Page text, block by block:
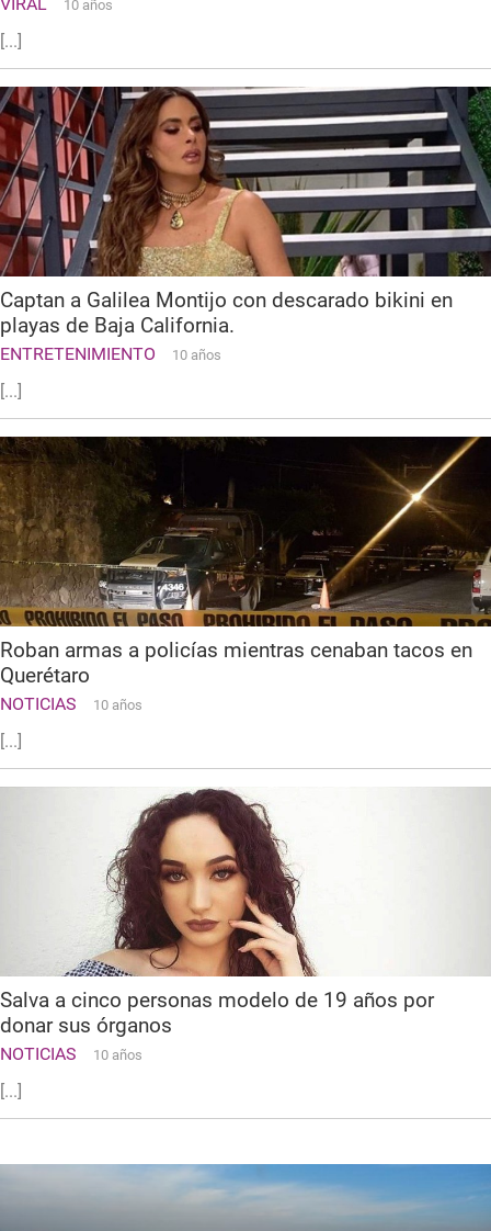
10 años
[...]
Captan a Galilea Montijo con descarado bikini en
playas de Baja California.
ENTRETENIMIENTO 10 años
[...]
Roban armas a policías mientras cenaban tacos en
Querétaro
NOTICIAS 10 años
[...]
Salva a cinco personas modelo de 19 años por
donar sus órganos
NOTICIAS 10 años
[...]